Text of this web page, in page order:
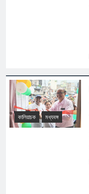
কালিয়াচক মধ্যবঙ্গ